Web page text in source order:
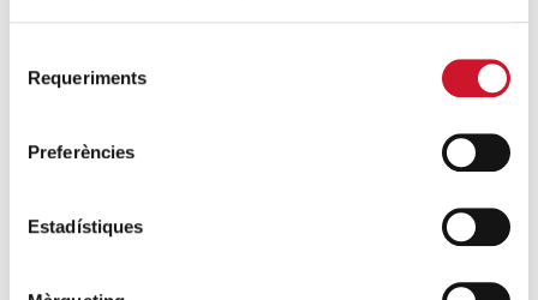
Requeriments
Preferències
Estadístiques
exclusión social
El Cardenal Juan José Omella es el nuevo
Española